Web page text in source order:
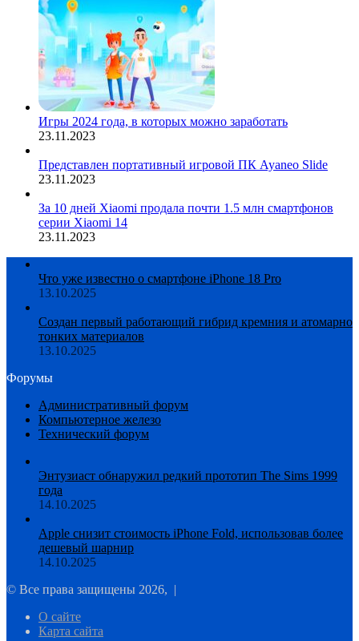
Игры 2024 года, в которых можно заработать
23.11.2023
Представлен портативный игровой ПК Ayaneo Slide
23.11.2023
За 10 дней Xiaomi продала почти 1.5 млн смартфонов
серии Xiaomi 14
23.11.2023
Что уже известно о смартфоне iPhone 18 Pro
13.10.2025
Создан первый работающий гибрид кремния и атомарно
тонких материалов
13.10.2025
Форумы
Административный форум
Компьютерное железо
Технический форум
Энтузиаст обнаружил редкий прототип The Sims 1999
года
14.10.2025
Apple снизит стоимость iPhone Fold, использовав более
дешевый шарнир
14.10.2025
© Все права защищены 2026, |
О сайте
Карта сайта